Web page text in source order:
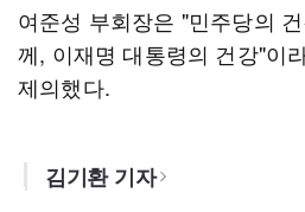
여준성 부회장은 "민주당의
께, 이재명 대통령의 건강"이
제의했다.
김기환 기자